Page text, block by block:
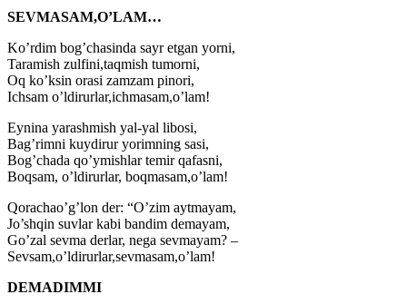
SEVMASAM,O’LAM…
Ko’rdim bog’chasinda sayr etgan yorni,
Taramish zulfini,taqmish tumorni,
Oq ko’ksin orasi zamzam pinori,
Ichsam o’ldirurlar,ichmasam,o’lam!
Eynina yarashmish yal-yal libosi,
Bag’rimni kuydirur yorimning sasi,
Bog’chada qo’ymishlar temir qafasni,
Boqsam, o’ldirurlar, boqmasam,o’lam!
Qorachao’g’lon der: “O’zim aytmayam,
Jo’shqin suvlar kabi bandim demayam,
Go’zal sevma derlar, nega sevmayam? –
Sevsam,o’ldirurlar,sevmasam,o’lam!
DEMADIMMI